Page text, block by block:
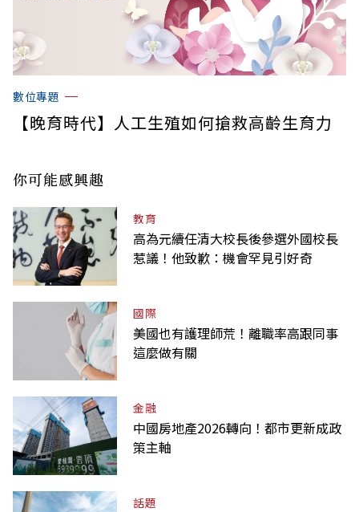
數位專題
【晚育時代】人工生殖如何搶救高齡生育力
你可能感興趣
教育
高為元續任清大校長後參選外國校長
惹議！他致歉：機會罕見引好奇
國際
美國也有護理師荒！離職率高跟同事
這麼做有關
金融
中國房地產2026轉向！都市更新成政
策主軸
話題